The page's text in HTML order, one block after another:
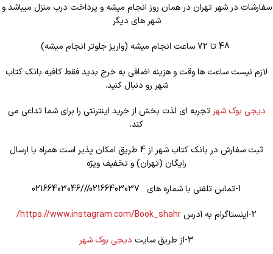
سفارشات در شهر تهران در همان روز انجام میشه و پرداخت درب منزل میباشد و
شهر های دیگر
لازم نیست ساعت ها وقت و هزینه اضافی به خرج بدید فقط کافیه بانک کتاب
شهر رو دنبال کنید.
دیجی بوک شهر تجربه ای لذت بخش از خرید اینترنتی را برای شما تداعی می
کند.
ثبت سفارش در بانک کتاب شهر از 4 طریق امکان پذیر است همراه با ارسال
رایگان (تهران) و تخفیف ویژه
1-تماس تلفنی با شماره های 02166403037///02166403046
2-اینستاگرام به آدرس
https://www.instagram.com/Book_shahr/
3-از طریق سایت
دیجی بوک شهر